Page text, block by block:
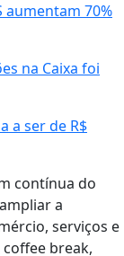
aumentam 70%
na Caixa foi
a ser de R$
contínua do
a
serviços e
break,